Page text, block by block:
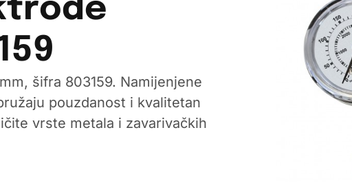
šifra 803159. Namijenjene
pouzdanost i kvalitetan
vrste metala i zavarivačkih